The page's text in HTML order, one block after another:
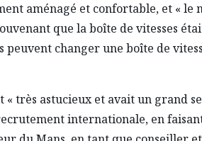
aménagé et confortable, et «
que la boîte de vitesses
peuvent changer une boîte de
très astucieux et avait un grand
internationale, en